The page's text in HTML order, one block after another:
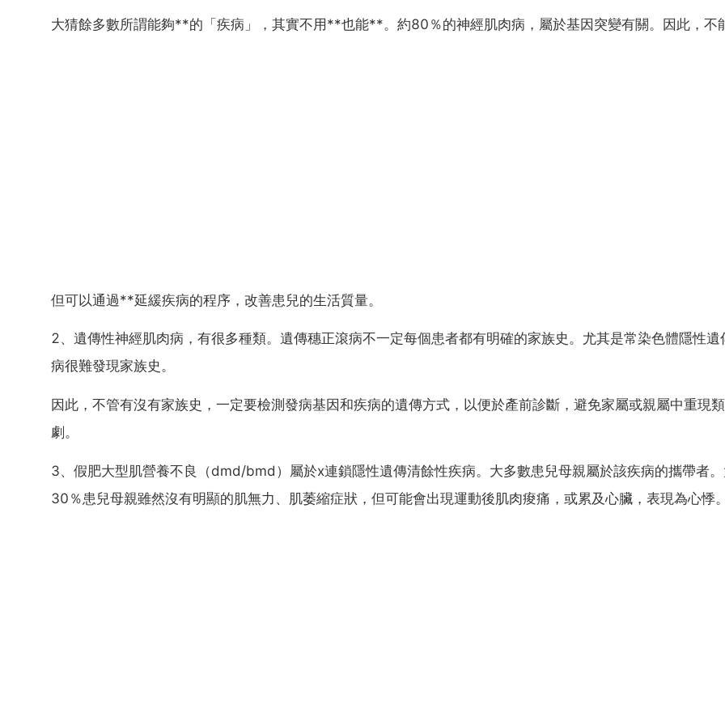
大猜餘多數所謂能夠**的「疾病」，其實不用**也能**。約80％的神經肌肉病，屬於基因突變有關。因此，不
但可以通過**延緩疾病的程序，改善患兒的生活質量。
2、遺傳性神經肌肉病，有很多種類。遺傳穗正滾病不一定每個患者都有明確的家族史。尤其是常染色體隱性遺
病很難發現家族史。
因此，不管有沒有家族史，一定要檢測發病基因和疾病的遺傳方式，以便於產前診斷，避免家屬或親屬中重現
劇。
3、假肥大型肌營養不良（dmd/bmd）屬於x連鎖隱性遺傳清餘性疾病。大多數患兒母親屬於該疾病的攜帶者
30％患兒母親雖然沒有明顯的肌無力、肌萎縮症狀，但可能會出現運動後肌肉痠痛，或累及心臟，表現為心悸。